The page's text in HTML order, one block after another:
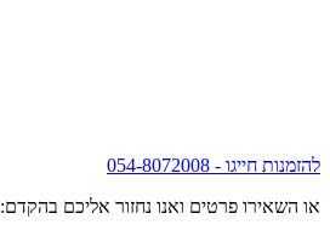
להזמנות חייגו - 054-8072008
או השאירו פרטים ואנו נחזור אליכם בהקדם: